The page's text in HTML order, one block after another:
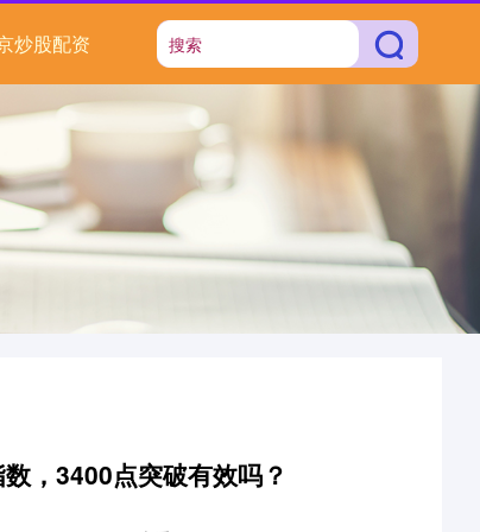
炒股配资
，3400点突破有效吗？